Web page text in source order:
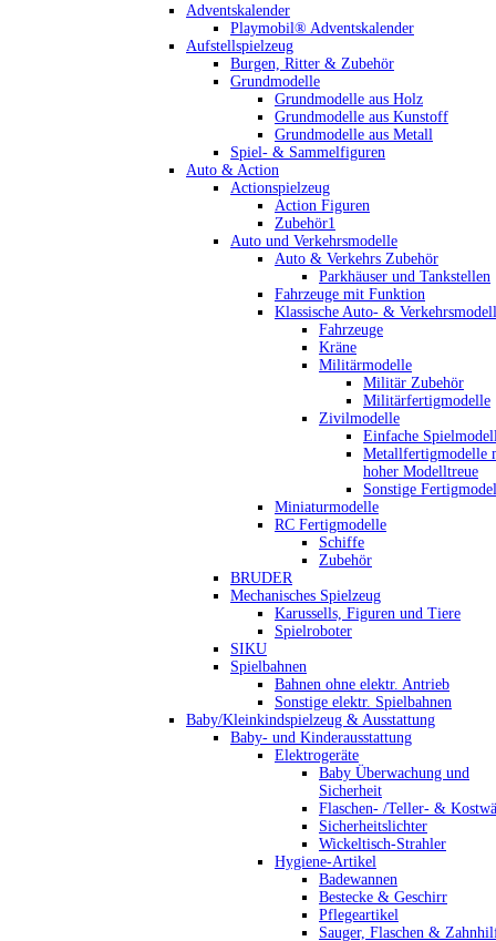
Adventskalender
Playmobil® Adventskalender
Aufstellspielzeug
Burgen, Ritter & Zubehör
Grundmodelle
Grundmodelle aus Holz
Grundmodelle aus Kunstoff
Grundmodelle aus Metall
Spiel- & Sammelfiguren
Auto & Action
Actionspielzeug
Action Figuren
Zubehör1
Auto und Verkehrsmodelle
Auto & Verkehrs Zubehör
Parkhäuser und Tankstellen
Fahrzeuge mit Funktion
Klassische Auto- &
Fahrzeuge
Kräne
Militärmodelle
Militär Zubehör
Militärfertigmodelle
Zivilmodelle
Einfache
Metallfertigmodelle
hoher Modelltreue
Sonstige
Miniaturmodelle
RC Fertigmodelle
Schiffe
Zubehör
BRUDER
Mechanisches Spielzeug
Karussells, Figuren und Tiere
Spielroboter
SIKU
Spielbahnen
Bahnen ohne elektr. Antrieb
Sonstige elektr. Spielbahnen
Baby/Kleinkindspielzeug & Ausstattung
Baby- und Kinderausstattung
Elektrogeräte
Baby Überwachung und
Sicherheit
Flaschen- /Teller- &
Sicherheitslichter
Wickeltisch-Strahler
Hygiene-Artikel
Badewannen
Bestecke & Geschirr
Pflegeartikel
Sauger, Flaschen &